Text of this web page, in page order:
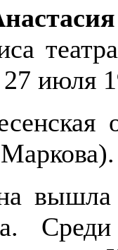
июля
вышла